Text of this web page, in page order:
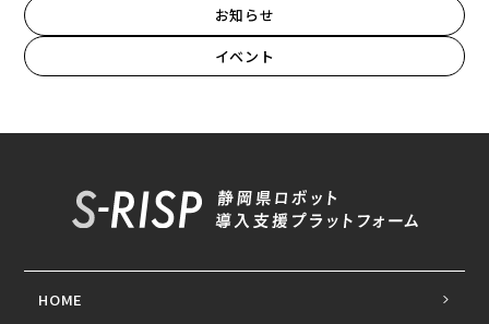
お知らせ
イベント
HOME